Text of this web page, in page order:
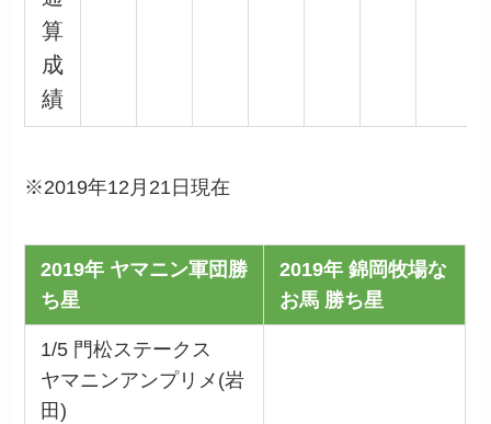
算
成
績
※2019年12月21日現在
2019年 ヤマニン軍団勝
ち星
2019年 錦岡牧場な
お馬 勝ち星
1/5 門松ステークス
ヤマニンアンプリメ(岩
田)